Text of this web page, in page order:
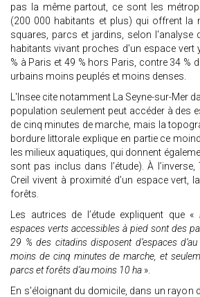
pas la même partout, ce sont les
(200 000 habitants et plus) qui offrent la
squares, parcs et jardins, selon l'analyse
habitants vivant proches d’un espace vert
% à Paris et 49 % hors Paris, contre 34 %
urbains moins peuplés et moins denses.
L'Insee cite notamment La Seyne-sur-Mer
population seulement peut accéder à des
de cinq minutes de marche, mais la
bordure littorale explique en partie ce
les milieux aquatiques, qui donnent
sont pas inclus dans l’étude). À
Creil vivent à proximité d’un espace vert,
forêts.
Les autrices de l’étude expliquent que «
espaces verts accessibles à pied sont des
29 % des citadins disposent d’espaces
moins de cinq minutes de marche, et
parcs et forêts d’au moins 10 ha ».
En s'éloignant du domicile, dans un rayon